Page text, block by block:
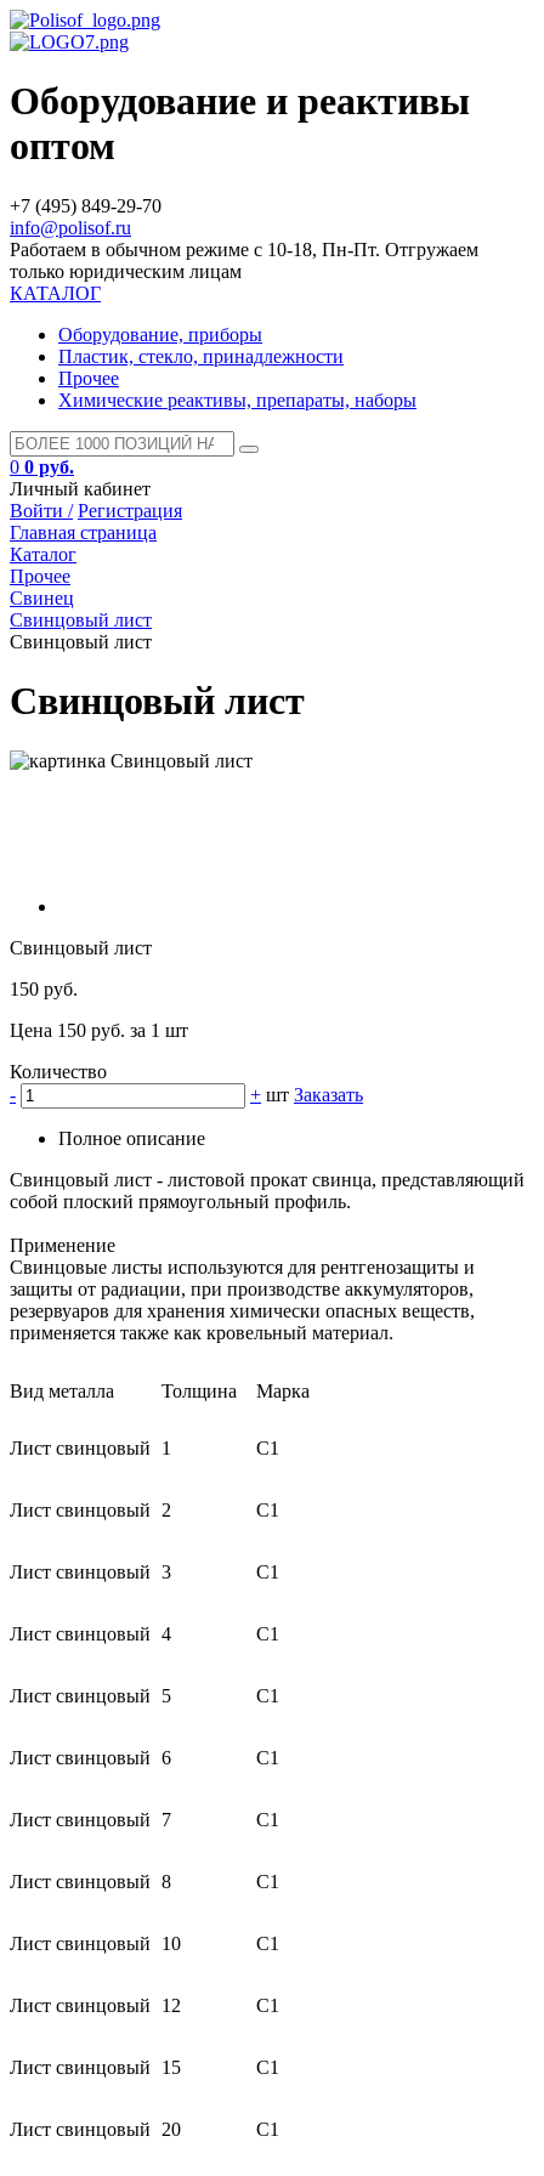
Оборудование и реактивы
оптом
+7 (495) 849-29-70
info@polisof.ru
Работаем в обычном режиме с 10-18, Пн-Пт. Отгружаем
только юридическим лицам
КАТАЛОГ
Оборудование, приборы
Пластик, стекло, принадлежности
Прочее
Химические реактивы, препараты, наборы
0 0 руб.
Личный кабинет
Войти / Регистрация
Главная страница
Каталог
Прочее
Свинец
Свинцовый лист
Свинцовый лист
Свинцовый лист
Свинцовый лист
150 руб.
Цена 150 руб. за 1 шт
Количество
-
+ шт Заказать
Полное описание
Свинцовый лист - листовой прокат свинца, представляющий
собой плоский прямоугольный профиль.
Применение
Свинцовые листы используются для рентгенозащиты и
защиты от радиации, при производстве аккумуляторов,
резервуаров для хранения химически опасных веществ,
применяется также как кровельный материал.
Вид металла Толщина Марка
Лист свинцовый 1 С1
Лист свинцовый 2 С1
Лист свинцовый 3 С1
Лист свинцовый 4 С1
Лист свинцовый 5 С1
Лист свинцовый 6 С1
Лист свинцовый 7 С1
Лист свинцовый 8 С1
Лист свинцовый 10 С1
Лист свинцовый 12 С1
Лист свинцовый 15 С1
Лист свинцовый 20 С1